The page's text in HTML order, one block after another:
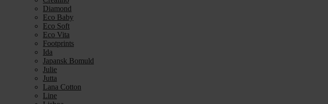
Diamond
Eco Baby
Eco Soft
Eco Vita
Footprints
Ida
Japansk Bomuld
Julie
Jutta
Lana Cotton
Line